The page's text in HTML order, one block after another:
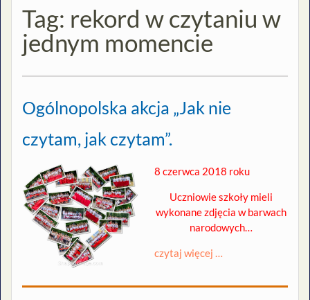
Tag: rekord w czytaniu w
jednym momencie
Ogólnopolska akcja „Jak nie
czytam, jak czytam”.
8 czerwca 2018 roku
Uczniowie szkoły mieli
wykonane zdjęcia w barwach
narodowych…
czytaj więcej …